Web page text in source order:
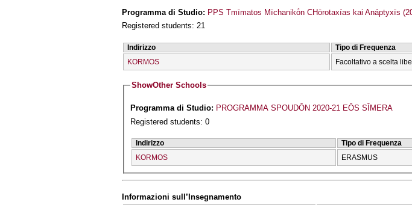
Programma di Studio: PPS Tmīmatos Mīchanikṓn CΗōrotaxías kai Anáptyxīs
Registered students: 21
Indirizzo Tipo di Frequenza
KORMOS
Facoltativo a scelta
ShowOther Schools
Programma di Studio: PROGRAMMA SPOUDŌN 2020-21 EŌS SĪMERA
Registered students: 0
Indirizzo Tipo di Frequenza
KORMOS
ERASMUS
Informazioni sull’Insegnamento